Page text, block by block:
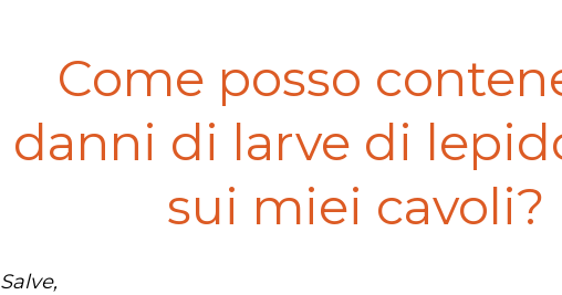
Come posso
danni di larve di
sui miei cavoli?
Salve,